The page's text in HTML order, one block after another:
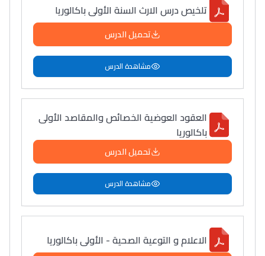
تلخيص درس الارث السنة الأولى باكالوريا
تحميل الدرس
مشاهدة الدرس
العقود العوضیة الخصائص والمقاصد الأولى
باكالوريا
تحميل الدرس
مشاهدة الدرس
الاعلام و التوعية الصحية - الأولى باكالوريا